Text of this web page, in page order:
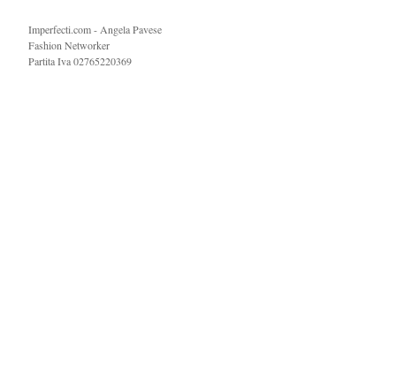
Imperfecti.com - Angela Pavese
Fashion Networker
Partita Iva 02765220369